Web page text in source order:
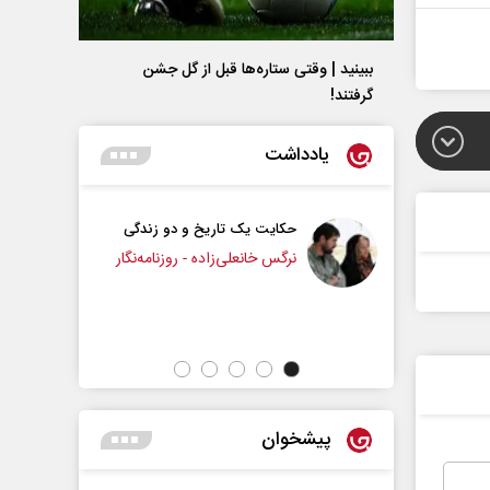
ببینید | وقتی ستاره‌ها قبل از گل جشن
گرفتند!
یادداشت
حکایت یک تاریخ و دو زندگی
نرگس خانعلی‌زاده - روزنامه‌نگار
چرایی عقب‌نشینی
پیشخوان